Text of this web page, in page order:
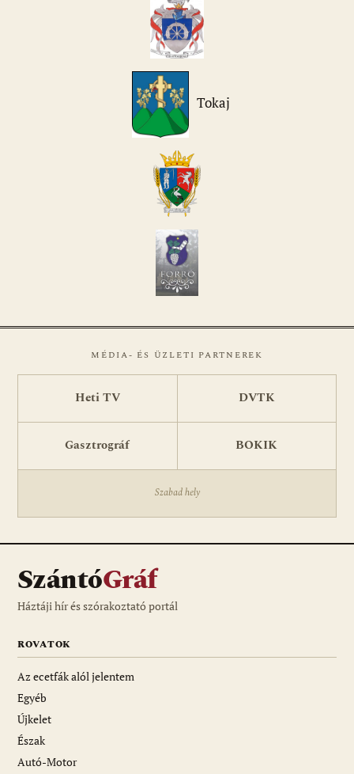
Tokaj
MÉDIA- ÉS ÜZLETI PARTNEREK
Heti TV DVTK
Gasztrográf BOKIK
Szabad hely
SzántóGráf
Háztáji hír és szórakoztató portál
ROVATOK
Az ecetfák alól jelentem
Egyéb
Újkelet
Észak
Autó-Motor